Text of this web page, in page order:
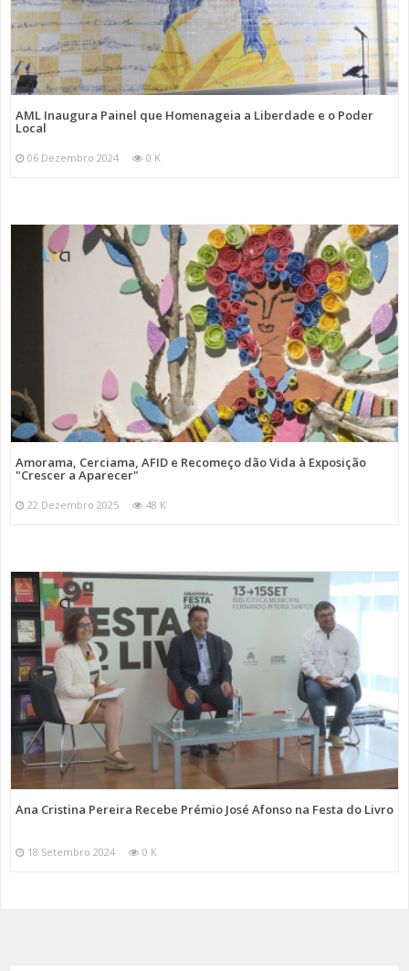
AML Inaugura Painel que Homenageia a Liberdade e o Poder
Local
06 Dezembro 2024 0 K
Amorama, Cerciama, AFID e Recomeço dão Vida à Exposição
"Crescer a Aparecer"
22 Dezembro 2025 48 K
Ana Cristina Pereira Recebe Prémio José Afonso na Festa do Livro
18 Setembro 2024 0 K